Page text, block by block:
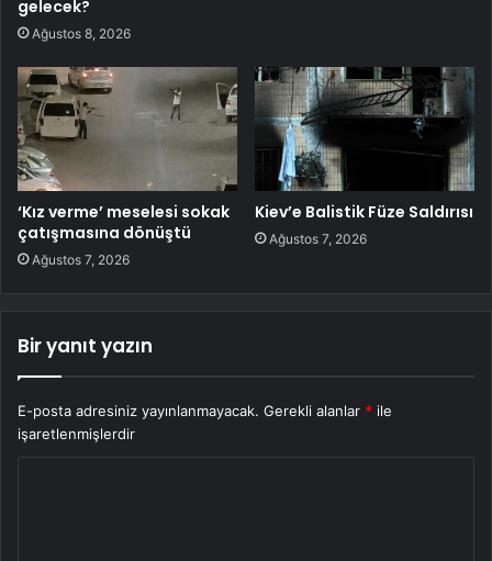
gelecek?
Ağustos 8, 2026
‘Kız verme’ meselesi sokak
çatışmasına dönüştü
Ağustos 7, 2026
Kiev’e Balistik Füze Saldırısı
Ağustos 7, 2026
Bir yanıt yazın
E-posta adresiniz yayınlanmayacak. Gerekli alanlar * ile
işaretlenmişlerdir